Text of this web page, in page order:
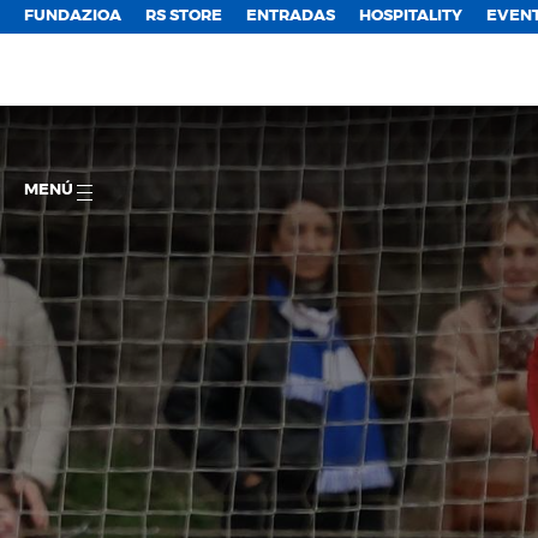
FUNDAZIOA RS STORE ENTRADAS HOSPITALITY
MENÚ